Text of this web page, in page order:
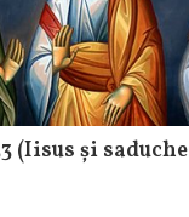
(Iisus și